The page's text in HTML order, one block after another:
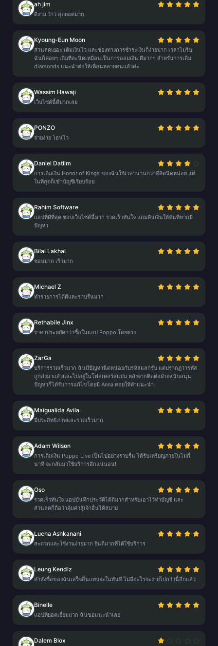
ah jim
ดีงาม ว้าว สุดยอดมาก
Kyoung-Eun Moon
ส่วนลดเยอะ เติมเงินไว และช่องทางการชำระเงินก็ง่ายมาก เวลาไม่รีบ
ฉันก็ค่อยๆ เติมทีละนิดเหมือนเป็นการออมเงิน ดีมากๆ สำหรับการเติม
diamonds แนะนำต่อให้เพื่อนหลายคนแล้วค่ะ
Wassim Hawaji
เว็บไซต์นี้ดีมากเลย
PONZO
จ่ายง่าย โอนไว
Daniel Datilm
การเติมเงิน Honor of Kings ของฉันใช้เวลานานกว่าที่คิดนิดหน่อย แต่
ในที่สุดก็เข้าบัญชีเรียบร้อย
Rahim Software
แอปที่ดีที่สุด ชอบเว็บไซต์นี้มาก รวดเร็วทันใจ แถมคืนเงินให้ทันทีหากมี
ปัญหา
Bilal Lakhal
ชอบมาก เร็วมาก
Michael Z
ทำรายการได้ดีและราบรื่นมาก
Rethabile Jinx
ราคาประหยัดกว่าซื้อในแอป Poppo โดยตรง
ZarGa
บริการรวดเร็วมาก ฉันมีปัญหานิดหน่อยกับรหัสแลกรับ แต่ปรากฏว่ารหัส
ถูกส่งมาแล้วและไปอยู่ในโฟลเดอร์สแปม หลังจากติดต่อฝ่ายสนับสนุน
ปัญหาก็ได้รับการแก้ไขโดยมี Anna คอยให้คำแนะนำ
Maigualida Avila
มีประสิทธิภาพและรวดเร็วมาก
Adam Wilson
การเติมเงิน Poppo Live เป็นไปอย่างราบรื่น ได้รับเหรียญภายในไม่กี่
นาที จะกลับมาใช้บริการอีกแน่นอน!
Oso
รวดเร็วทันใจ แอปบันทึกประวัติได้ดีมากสำหรับเอาไว้ทำบัญชี และ
ส่วนลดก็ถือว่าคุ้มค่าสู้เจ้าอื่นได้สบาย
Lucha Ashkanani
สะดวกและใช้งานง่ายมาก ยินดีมากที่ได้ใช้บริการ
Leung Kendlz
คำสั่งซื้อของฉันเสร็จสิ้นแทบจะในทันที ไม่มีอะไรจะง่ายไปกว่านี้อีกแล้ว
Binelle
แอปที่ยอดเยี่ยมมาก ฉันขอแนะนำเลย
Dalem Blox